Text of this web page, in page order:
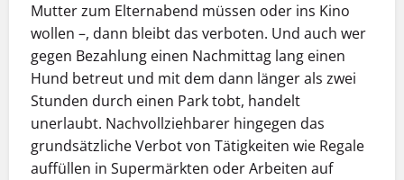
Mutter zum Elternabend müssen oder ins Kino
wollen –, dann bleibt das verboten. Und auch wer
gegen Bezahlung einen Nachmittag lang einen
Hund betreut und mit dem dann länger als zwei
Stunden durch einen Park tobt, handelt
unerlaubt. Nachvollziehbarer hingegen das
grundsätzliche Verbot von Tätigkeiten wie Regale
auffüllen in Supermärkten oder Arbeiten auf